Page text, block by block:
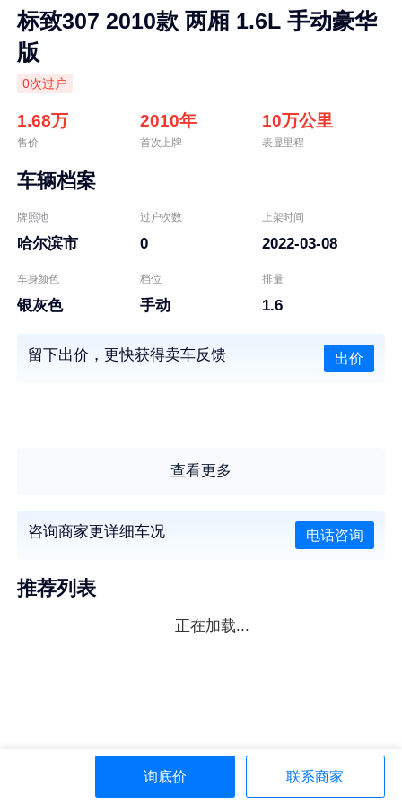
标致307 2010款 两厢 1.6L 手动豪华
版
0次过户
1.68万
售价
2010年
首次上牌
10万公里
表显里程
车辆档案
牌照地
哈尔滨市
过户次数
0
上架时间
2022-03-08
车身颜色
银灰色
档位
手动
排量
1.6
留下出价，更快获得卖车反馈 出价
查看更多
咨询商家更详细车况 电话咨询
推荐列表
正在加载...
询底价 联系商家